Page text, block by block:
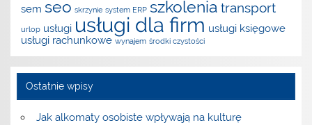
sem seo skrzynie system ERP szkolenia transport
urlop usługi usługi dla firm usługi księgowe
usługi rachunkowe wynajem środki czystości
Ostatnie wpisy
Jak alkomaty osobiste wpływają na kulturę